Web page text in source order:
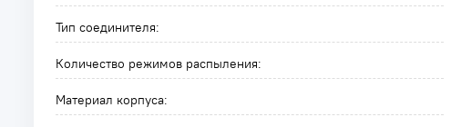
Тип соединителя:
Количество режимов распыления:
Материал корпуса: